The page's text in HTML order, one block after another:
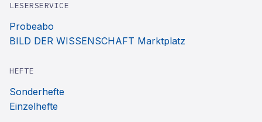
LESERSERVICE
Probeabo
BILD DER WISSENSCHAFT Marktplatz
HEFTE
Sonderhefte
Einzelhefte